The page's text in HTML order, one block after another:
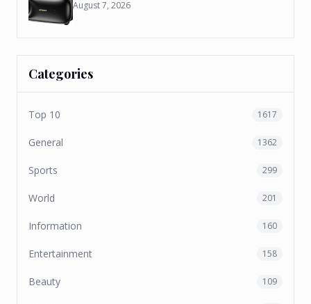
August 7, 2026
Categories
Top 10 1617
General 1362
Sports 299
World 201
Information 160
Entertainment 158
Beauty 109